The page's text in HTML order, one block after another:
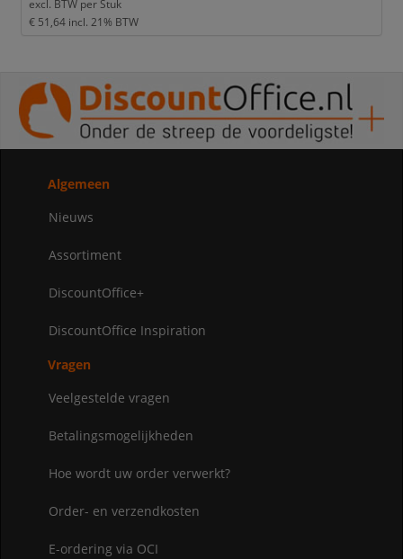
excl. BTW per Stuk
€ 51,64 incl. 21% BTW
Algemeen
Nieuws
Assortiment
DiscountOffice+
DiscountOffice Inspiration
Vragen
Veelgestelde vragen
Betalingsmogelijkheden
Hoe wordt uw order verwerkt?
Order- en verzendkosten
E-ordering via OCI